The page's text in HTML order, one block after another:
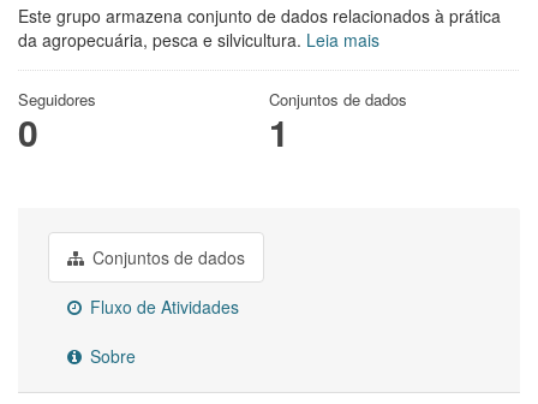
Este grupo armazena conjunto de dados relacionados à prática
da agropecuária, pesca e silvicultura. Leia mais
Seguidores
0
Conjuntos de dados
1
Conjuntos de dados
Fluxo de Atividades
Sobre